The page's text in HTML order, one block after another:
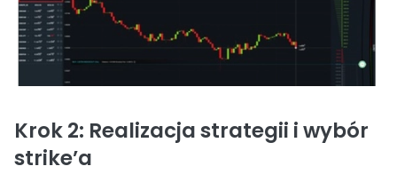
Krok 2: Realizacja strategii i wybór
strike’a